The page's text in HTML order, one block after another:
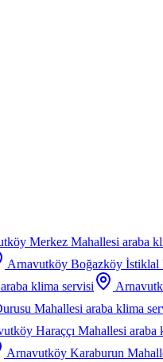
Merkez Mahallesi araba
Arnavutköy Boğazköy İstiklal
araba klima servisi
Mahallesi araba klima
Haraççı Mahallesi araba
Arnavutköy Karaburun